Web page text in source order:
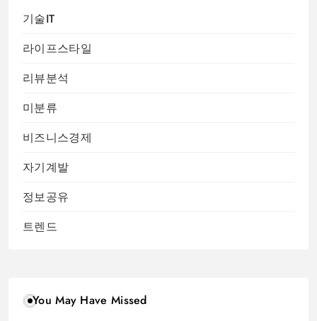
기술IT
라이프스타일
리뷰분석
미분류
비즈니스경제
자기계발
정보공유
트렌드
You May Have Missed